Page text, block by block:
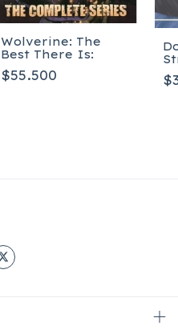
Wolverine: The
Best There Is:
$55.500